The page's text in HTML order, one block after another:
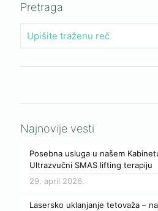
Pretraga
Najnovije vesti
Posebna usluga u našem
Ultrazvučni SMAS lifting terapiju
29. april 2026.
Lasersko uklanjanje tetovaža –